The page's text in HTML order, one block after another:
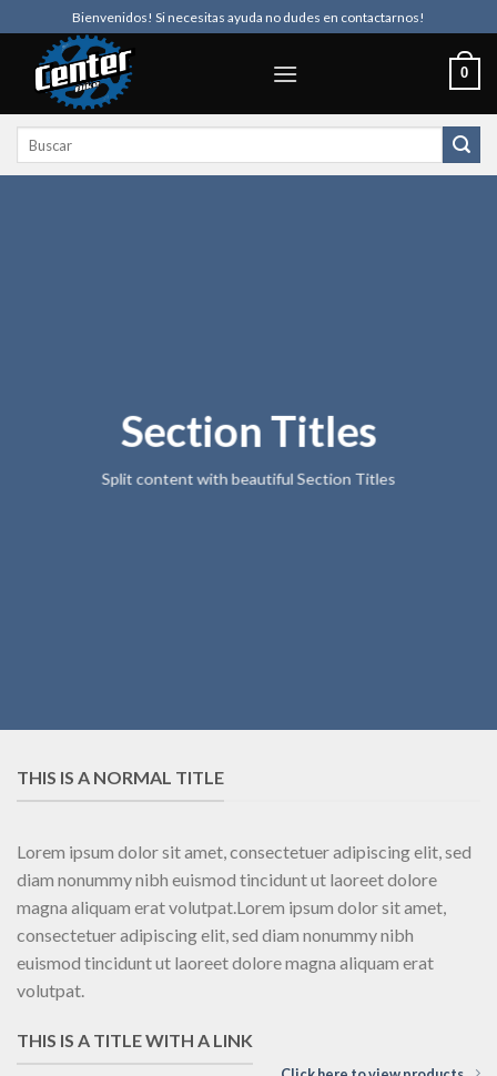
to
content
Bienvenidos! Si necesitas ayuda no dudes en contactarnos!
0
Section Titles
Split content with beautiful Section Titles
THIS IS A NORMAL TITLE
Lorem ipsum dolor sit amet, consectetuer adipiscing elit, sed
diam nonummy nibh euismod tincidunt ut laoreet dolore
magna aliquam erat volutpat.Lorem ipsum dolor sit amet,
consectetuer adipiscing elit, sed diam nonummy nibh
euismod tincidunt ut laoreet dolore magna aliquam erat
volutpat.
THIS IS A TITLE WITH A LINK